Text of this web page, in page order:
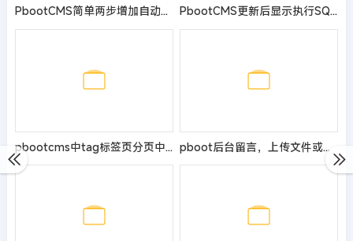
PbootCMS简单两步增加自动清理日志功能 PbootCMS更新后显示执行SQL发生错误！错误：Key 'ay_content_ext_contentid' doesn't exist in table 'e'的解决方法
pbootcms中tag标签页分页中url会无限重复叠加的修复方案 pboot后台留言，上传文件或图片，修改成可点击可查看